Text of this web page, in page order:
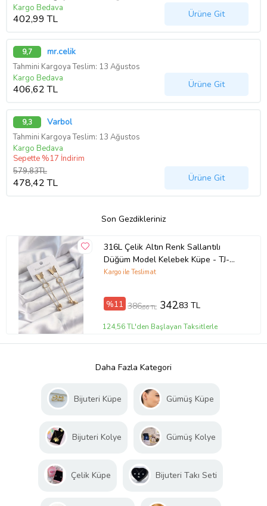
Kargo Bedava
402,99 TL Ürüne Git
9,7 mr.celik
Tahmini Kargoya Teslim: 13 Ağustos
Kargo Bedava
406,62 TL Ürüne Git
9,3 Varbol
Tahmini Kargoya Teslim: 13 Ağustos
Kargo Bedava
Sepette %17 İndirim
579,83TL
478,42 TL Ürüne Git
Son Gezdikleriniz
316L Çelik Altın Renk Sallantılı
Düğüm Model Kelebek Küpe - TJ-
BKP9496
Kargo ile Teslimat
%11 386,66 TL 342,83 TL
124,56 TL'den Başlayan Taksitlerle
Daha Fazla Kategori
Bijuteri Küpe Gümüş Küpe
Bijuteri Kolye Gümüş Kolye
Çelik Küpe Bijuteri Takı Seti